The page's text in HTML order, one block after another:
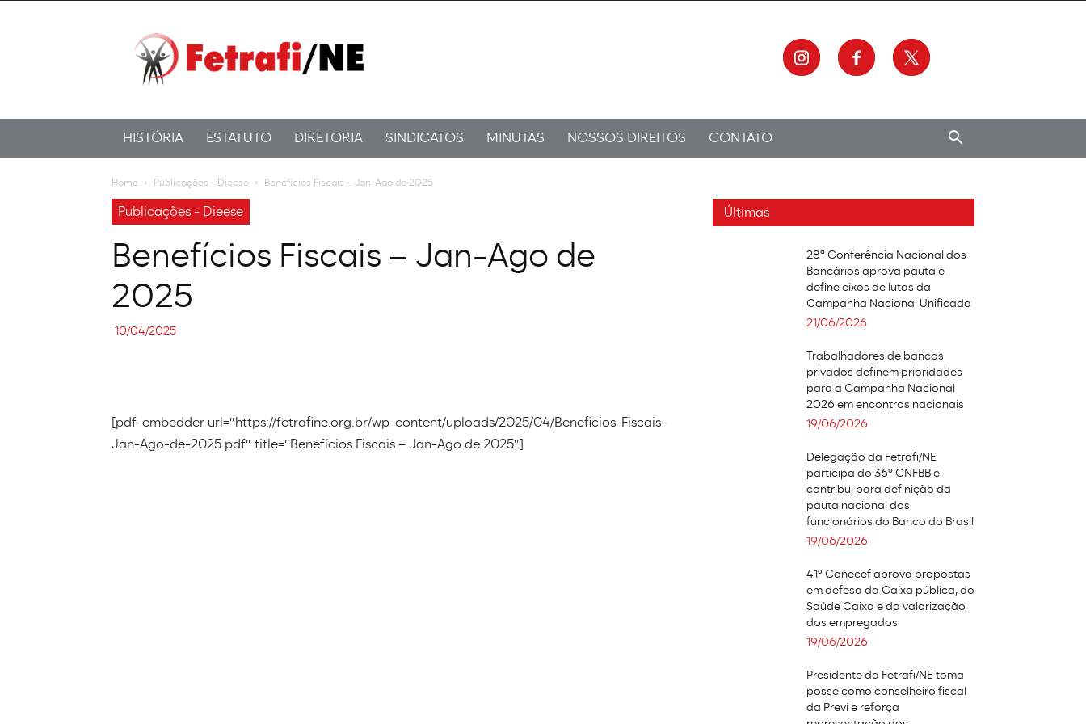
Fetrafi/NE
HISTÓRIA ESTATUTO DIRETORIA SINDICATOS MINUTAS NOSSOS DIREITOS CONTATO
Home Publicações - Dieese Benefícios Fiscais – Jan-Ago de 2025
Publicações - Dieese
Benefícios Fiscais – Jan-Ago de
2025
10/04/2025
[pdf-embedder url=”https://fetrafine.org.br/wp-content/uploads/2025/04/Beneficios-Fiscais-
Jan-Ago-de-2025.pdf” title=”Benefícios Fiscais – Jan-Ago de 2025″]
Últimas
28ª Conferência Nacional dos
Bancários aprova pauta e
define eixos de lutas da
Campanha Nacional Unificada
21/06/2026
Trabalhadores de bancos
privados definem prioridades
para a Campanha Nacional
2026 em encontros nacionais
19/06/2026
Delegação da Fetrafi/NE
participa do 36º CNFBB e
contribui para definição da
pauta nacional dos
funcionários do Banco do Brasil
19/06/2026
41º Conecef aprova propostas
em defesa da Caixa pública, do
Saúde Caixa e da valorização
dos empregados
19/06/2026
Presidente da Fetrafi/NE toma
posse como conselheiro fiscal
da Previ e reforça